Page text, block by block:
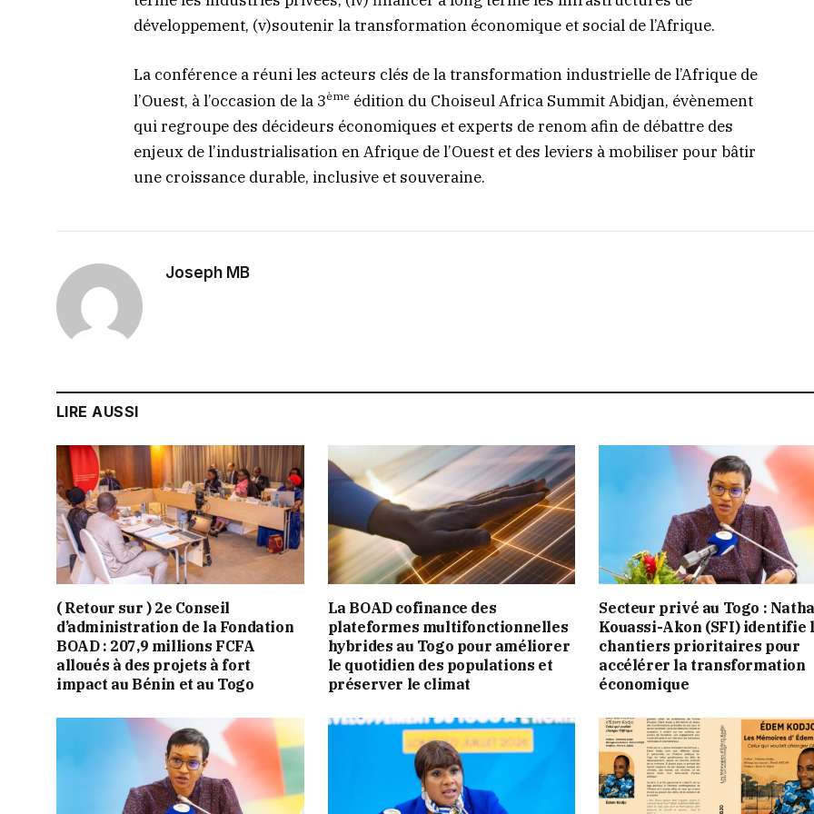
développement, (v)soutenir la transformation économique et social de l’Afrique.
La conférence a réuni les acteurs clés de la transformation industrielle de l’Afrique de
l’Ouest, à l’occasion de la 3ème édition du Choiseul Africa Summit Abidjan, évènement
qui regroupe des décideurs économiques et experts de renom afin de débattre des
enjeux de l’industrialisation en Afrique de l’Ouest et des leviers à mobiliser pour bâtir
une croissance durable, inclusive et souveraine.
Joseph MB
LIRE AUSSI
( Retour sur ) 2e Conseil
d’administration de la Fondation
BOAD : 207,9 millions FCFA
alloués à des projets à fort
impact au Bénin et au Togo
La BOAD cofinance des
plateformes multifonctionnelles
hybrides au Togo pour améliorer
le quotidien des populations et
préserver le climat
Secteur privé au Togo :
Kouassi-Akon (SFI) identifie
chantiers prioritaires pour
accélérer la transformation
économique